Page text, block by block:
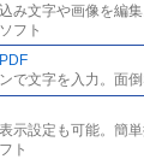
み文字や画像を編
フト
で文字を入力。面
示設定も可能。簡
ト